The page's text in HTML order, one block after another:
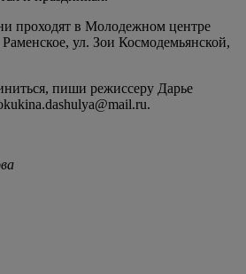
проходят в Молодежном центре
ул. Зои Космодемьянской,
пиши режиссеру Дарье